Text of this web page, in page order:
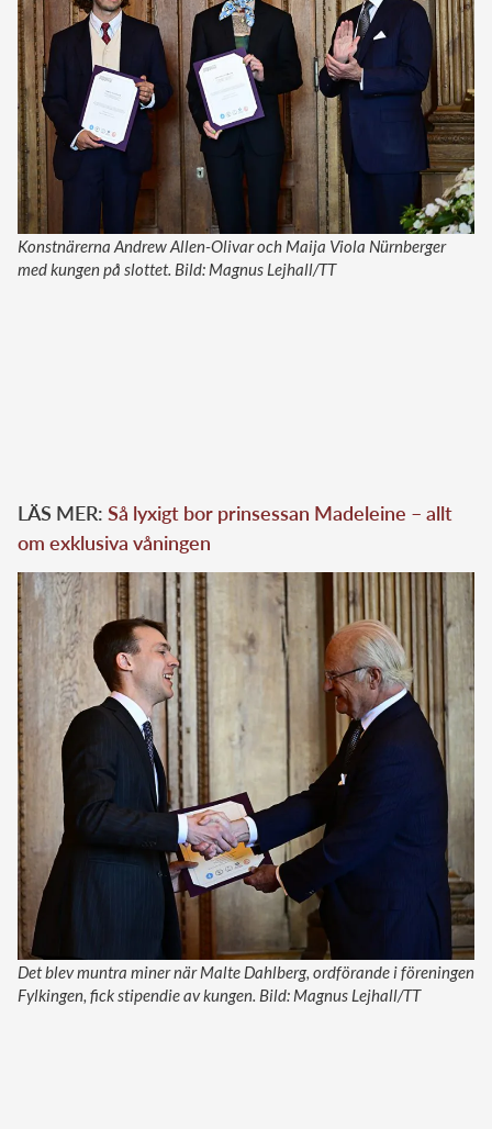
Konstnärerna Andrew Allen-Olivar och Maija Viola Nürnberger
med kungen på slottet. Bild: Magnus Lejhall/TT
LÄS MER: Så lyxigt bor prinsessan Madeleine – allt
om exklusiva våningen
Det blev muntra miner när Malte Dahlberg, ordförande i föreningen
Fylkingen, fick stipendie av kungen. Bild: Magnus Lejhall/TT